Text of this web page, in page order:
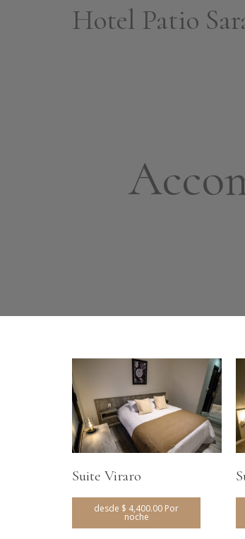
Hotel Patio
Suite Viraro
desde $ 4,400.00 Por
noche